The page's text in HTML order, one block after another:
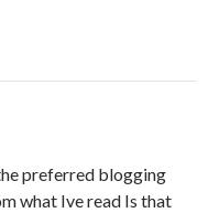
preferred blogging
what Ive read Is that